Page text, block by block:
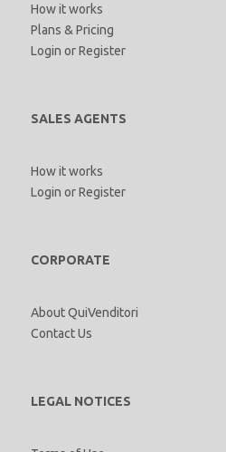
How it works
Plans & Pricing
Login orRegister
SALES AGENTS
How it works
Login orRegister
CORPORATE
About QuiVenditori
Contact Us
LEGAL NOTICES